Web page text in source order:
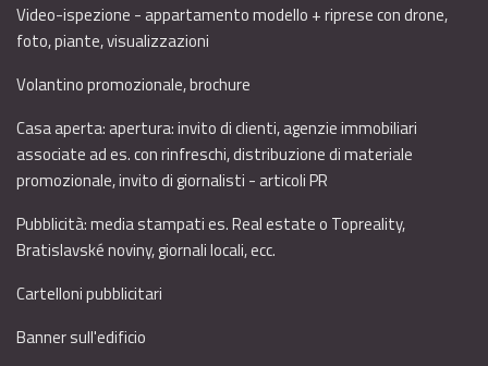
Video-ispezione - appartamento modello + riprese con drone,
foto, piante, visualizzazioni
Volantino promozionale, brochure
Casa aperta: apertura: invito di clienti, agenzie immobiliari
associate ad es. con rinfreschi, distribuzione di materiale
promozionale, invito di giornalisti - articoli PR
Pubblicità: media stampati es. Real estate o Topreality,
Bratislavské noviny, giornali locali, ecc.
Cartelloni pubblicitari
Banner sull'edificio